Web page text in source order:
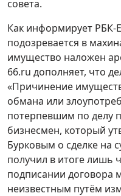
совета.
Как информирует РБК-
подозревается в
имущество наложен
66.ru дополняет, что
«Причинение
обмана или
потерпевшим по делу
бизнесмен, который
Бурковым о сделке на
получил в итоге лишь
подписании договора
неизвестным путём